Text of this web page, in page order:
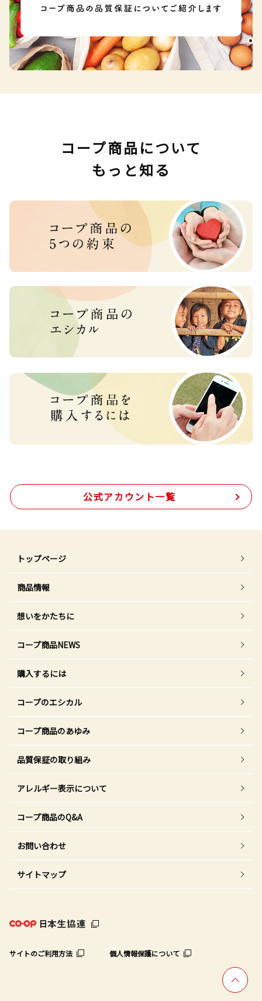
コープ商品について
もっと知る
公式アカウント一覧
トップページ
商品情報
想いをかたちに
コープ商品NEWS
購入するには
コープのエシカル
コープ商品のあゆみ
品質保証の取り組み
アレルギー表示について
コープ商品のQ&A
お問い合わせ
サイトマップ
サイトのご利用方法 個人情報保護について